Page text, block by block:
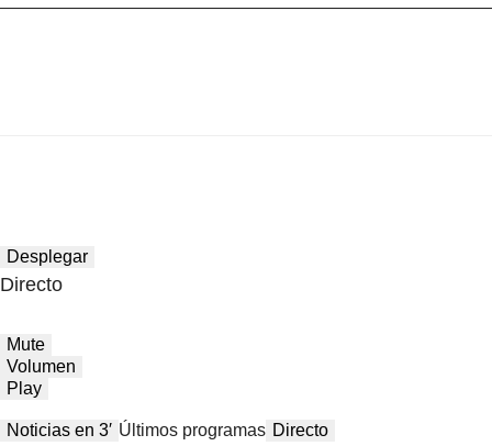
Desplegar
Directo
Mute
Volumen
Play
Noticias en 3′ Últimos programas Directo